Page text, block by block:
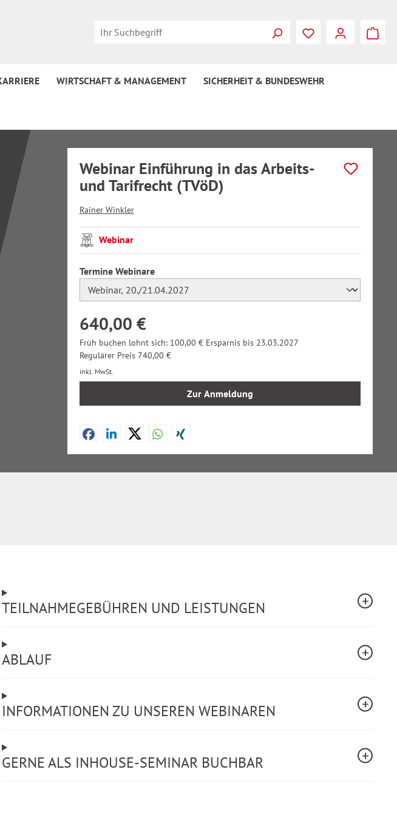
WIRTSCHAFT & MANAGEMENT SICHERHEIT & BUNDESWEHR
Webinar Einführung in das Arbeits-
und Tarifrecht (TVöD)
Rainer Winkler
Webinar
Termine Webinareauswählen
640,00 €
Früh buchen lohnt sich: 100,00 € Ersparnis bis 23.03.2027
Regulärer Preis 740,00 €
inkl. MwSt.
Zur Anmeldung
TEILNAHMEGEBÜHREN UND LEISTUNGEN
ABLAUF
INFORMATIONEN ZU UNSEREN WEBINAREN
GERNE ALS INHOUSE-SEMINAR BUCHBAR